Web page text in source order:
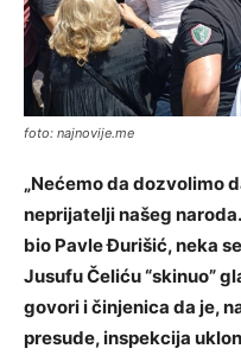
foto: najnovije.me
„Nećemo da dozvolimo
neprijatelji našeg
bio Pavle Đurišić, neka
Jusufu Čeliću “skinuo”
govori i činjenica da je,
presude, inspekcija